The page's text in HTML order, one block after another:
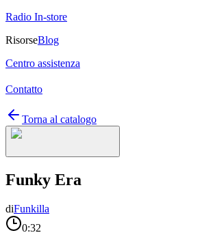
Radio In-store
RisorseBlog
Centro assistenza
Contatto
Torna al catalogo
Funky Era
diFunkilla
0:32